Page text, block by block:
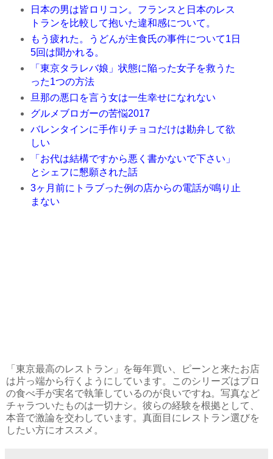
日本の男は皆ロリコン。フランスと日本のレス
トランを比較して抱いた違和感について。
もう疲れた。うどんが主食氏の事件について1日
5回は聞かれる。
「東京タラレバ娘」状態に陥った女子を救うた
った1つの方法
旦那の悪口を言う女は一生幸せになれない
グルメブロガーの苦悩2017
バレンタインに手作りチョコだけは勘弁して欲
しい
「お代は結構ですから悪く書かないで下さい」
とシェフに懇願された話
3ヶ月前にトラブった例の店からの電話が鳴り止
まない
「東京最高のレストラン」を毎年買い、ピーンと来たお店
は片っ端から行くようにしています。このシリーズはプロ
の食べ手が実名で執筆しているのが良いですね。写真など
チャラついたものは一切ナシ。彼らの経験を根拠として、
本音で激論を交わしています。真面目にレストラン選びを
したい方にオススメ。